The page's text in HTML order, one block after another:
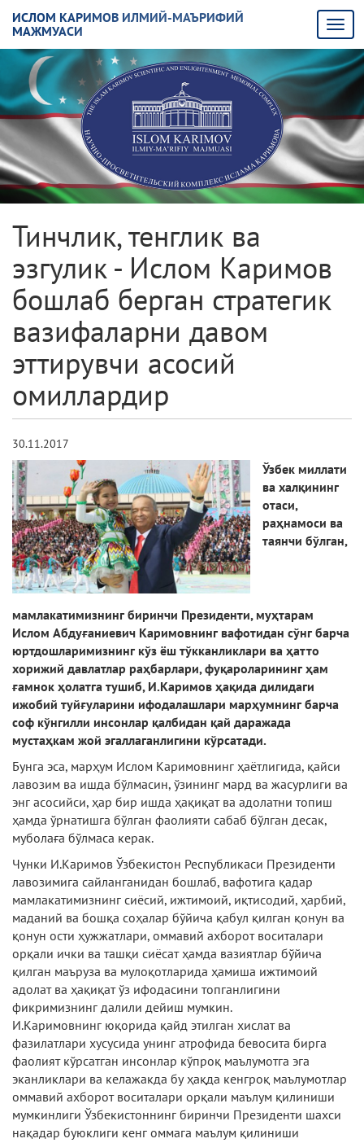
ИСЛОМ КАРИМОВ ИЛМИЙ-МАЪРИФИЙ
МАЖМУАСИ
Тинчлик, тенглик ва
эзгулик - Ислом Каримов
бошлаб берган стратегик
вазифаларни давом
эттирувчи асосий
омиллардир
30.11.2017
Ўзбек миллати
ва халқининг
отаси,
раҳнамоси ва
таянчи бўлган,
мамлакатимизнинг биринчи Президенти, муҳтарам
Ислом Абдуғаниевич Каримовнинг вафотидан сўнг барча
юртдошларимизнинг кўз ёш тўкканликлари ва ҳатто
хорижий давлатлар раҳбарлари, фуқароларининг ҳам
ғамнок ҳолатга тушиб, И.Каримов ҳақида дилидаги
ижобий туйғуларини ифодалашлари марҳумнинг барча
соф кўнгилли инсонлар қалбидан қай даражада
мустаҳкам жой эгаллаганлигини кўрсатади.
Бунга эса, марҳум Ислом Каримовнинг ҳаётлигида, қайси
лавозим ва ишда бўлмасин, ўзининг мард ва жасурлиги ва
энг асосийси, ҳар бир ишда ҳақиқат ва адолатни топиш
ҳамда ўрнатишга бўлган фаолияти сабаб бўлган десак,
муболаға бўлмаса керак.
Чунки И.Каримов Ўзбекистон Республикаси Президенти
лавозимига сайланганидан бошлаб, вафотига қадар
мамлакатимизнинг сиёсий, ижтимоий, иқтисодий, ҳарбий,
маданий ва бошқа соҳалар бўйича қабул қилган қонун ва
қонун ости ҳужжатлари, оммавий ахборот воситалари
орқали ички ва ташқи сиёсат ҳамда вазиятлар бўйича
қилган маъруза ва мулоқотларида ҳамиша ижтимоий
адолат ва ҳақиқат ўз ифодасини топганлигини
фикримизнинг далили дейиш мумкин.
И.Каримовнинг юқорида қайд этилган хислат ва
фазилатлари хусусида унинг атрофида бевосита бирга
фаолият кўрсатган инсонлар кўпроқ маълумотга эга
эканликлари ва келажакда бу ҳақда кенгроқ маълумотлар
оммавий ахборот воситалари орқали маълум қилиниши
мумкинлиги Ўзбекистоннинг биринчи Президенти шахси
нақадар буюклиги кенг оммага маълум қилиниши